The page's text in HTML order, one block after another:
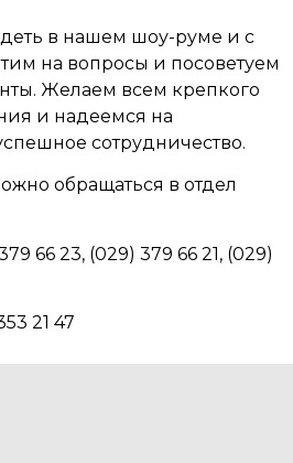
в нашем шоу-руме и с
на вопросы и посоветуем
Желаем всем крепкого
и надеемся на
сотрудничество.
обращаться в отдел
66 23, (029) 379 66 21, (029)
21 47